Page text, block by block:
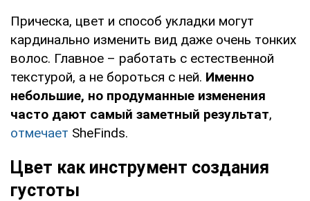
Прическа, цвет и способ укладки могут
кардинально изменить вид даже очень тонких
волос. Главное – работать с естественной
текстурой, а не бороться с ней. Именно
небольшие, но продуманные изменения
часто дают самый заметный результат,
отмечает SheFinds.
Цвет как инструмент создания
густоты